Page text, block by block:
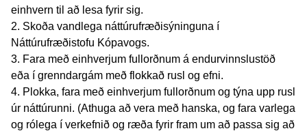
einhvern til að lesa fyrir sig.
2. Skoða vandlega náttúrufræðisýninguna í
Náttúrufræðistofu Kópavogs.
3. Fara með einhverjum fullorðnum á endurvinnslustöð
eða í grenndargám með flokkað rusl og efni.
4. Plokka, fara með einhverjum fullorðnum og týna upp rusl
úr náttúrunni. (Athuga að vera með hanska, og fara varlega
og rólega í verkefnið og ræða fyrir fram um að passa sig að